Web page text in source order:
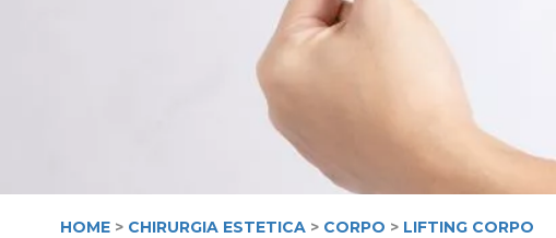
HOME > CHIRURGIA ESTETICA > CORPO > LIFTING CORPO